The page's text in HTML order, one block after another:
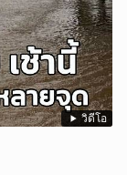
วิดีโอ